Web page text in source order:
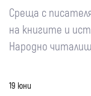
Среща с
на книгите и
Народно
19 юни